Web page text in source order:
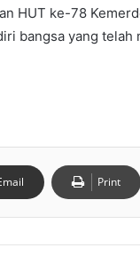
HUT ke-78
bangsa yang
Print